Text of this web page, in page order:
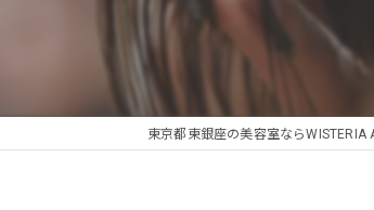
東京都東銀座の美容室ならWISTERIA